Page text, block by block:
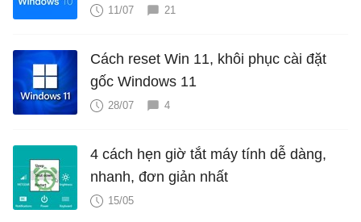
11/07 21
Cách reset Win 11, khôi phục cài đặt
gốc Windows 11
28/07 4
4 cách hẹn giờ tắt máy tính dễ dàng,
nhanh, đơn giản nhất
15/05